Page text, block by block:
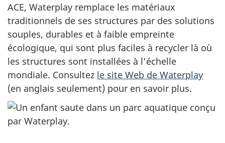
ACE, Waterplay remplace les matériaux
traditionnels de ses structures par des solutions
souples, durables et à faible empreinte
écologique, qui sont plus faciles à recycler là où
les structures sont installées à l’échelle
mondiale. Consultez le site Web de Waterplay
(en anglais seulement) pour en savoir plus.